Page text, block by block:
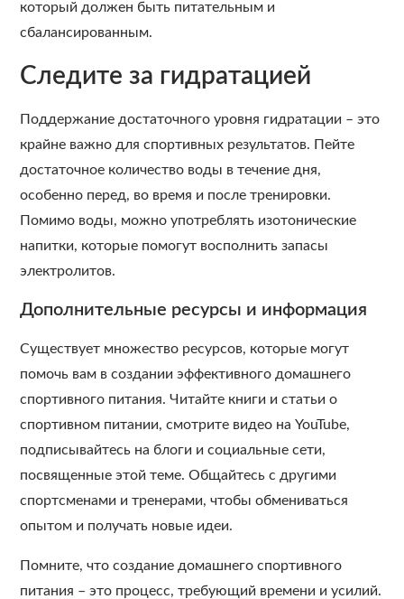
который должен быть питательным и
сбалансированным.
Следите за гидратацией
Поддержание достаточного уровня гидратации – это
крайне важно для спортивных результатов. Пейте
достаточное количество воды в течение дня,
особенно перед, во время и после тренировки.
Помимо воды, можно употреблять изотонические
напитки, которые помогут восполнить запасы
электролитов.
Дополнительные ресурсы и информация
Существует множество ресурсов, которые могут
помочь вам в создании эффективного домашнего
спортивного питания. Читайте книги и статьи о
спортивном питании, смотрите видео на YouTube,
подписывайтесь на блоги и социальные сети,
посвященные этой теме. Общайтесь с другими
спортсменами и тренерами, чтобы обмениваться
опытом и получать новые идеи.
Помните, что создание домашнего спортивного
питания – это процесс, требующий времени и усилий.